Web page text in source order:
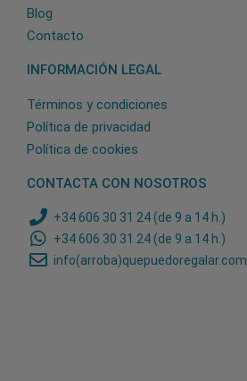
Blog
Contacto
INFORMACIÓN LEGAL
Términos y condiciones
Política de privacidad
Política de cookies
CONTACTA CON NOSOTROS
+34 606 30 31 24 (de 9 a 14 h.)
+34 606 30 31 24 (de 9 a 14 h.)
info(arroba)quepuedoregalar.com